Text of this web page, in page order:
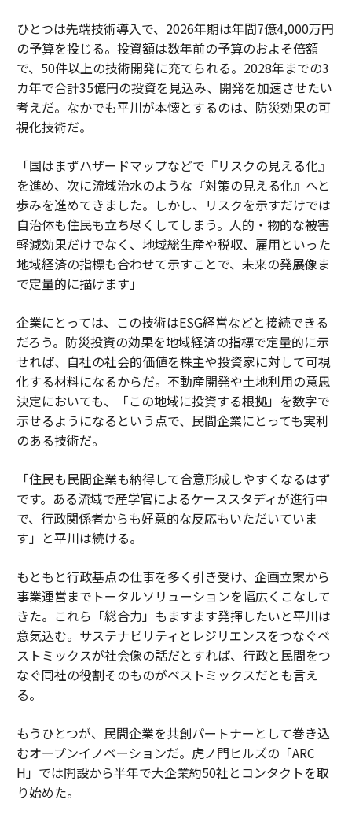
ひとつは先端技術導入で、2026年期は年間7億4,000万円
の予算を投じる。投資額は数年前の予算のおよそ倍額
で、50件以上の技術開発に充てられる。2028年までの3
カ年で合計35億円の投資を見込み、開発を加速させたい
考えだ。なかでも平川が本懐とするのは、防災効果の可
視化技術だ。
「国はまずハザードマップなどで『リスクの見える化』
を進め、次に流域治水のような『対策の見える化』へと
歩みを進めてきました。しかし、リスクを示すだけでは
自治体も住民も立ち尽くしてしまう。人的・物的な被害
軽減効果だけでなく、地域総生産や税収、雇用といった
地域経済の指標も合わせて示すことで、未来の発展像ま
で定量的に描けます」
企業にとっては、この技術はESG経営などと接続できる
だろう。防災投資の効果を地域経済の指標で定量的に示
せれば、自社の社会的価値を株主や投資家に対して可視
化する材料になるからだ。不動産開発や土地利用の意思
決定においても、「この地域に投資する根拠」を数字で
示せるようになるという点で、民間企業にとっても実利
のある技術だ。
「住民も民間企業も納得して合意形成しやすくなるはず
です。ある流域で産学官によるケーススタディが進行中
で、行政関係者からも好意的な反応もいただいていま
す」と平川は続ける。
もともと行政基点の仕事を多く引き受け、企画立案から
事業運営までトータルソリューションを幅広くこなして
きた。これら「総合力」もますます発揮したいと平川は
意気込む。サステナビリティとレジリエンスをつなぐベ
ストミックスが社会像の話だとすれば、行政と民間をつ
なぐ同社の役割そのものがベストミックスだとも言え
る。
もうひとつが、民間企業を共創パートナーとして巻き込
むオープンイノベーションだ。虎ノ門ヒルズの「ARC
H」では開設から半年で大企業約50社とコンタクトを取
り始めた。